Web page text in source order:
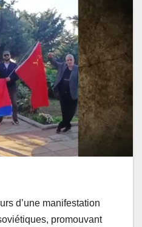
d’une manifestation
promouvant